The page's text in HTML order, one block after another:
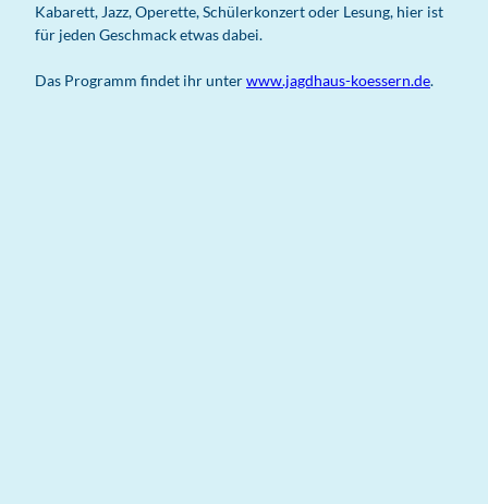
Kabarett, Jazz, Operette, Schülerkonzert oder Lesung, hier ist
für jeden Geschmack etwas dabei.
Das Programm findet ihr unterwww.jagdhaus-koessern.de.